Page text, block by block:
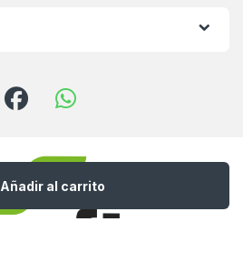
Añadir al carrito